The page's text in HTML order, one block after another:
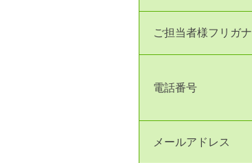
ご担当者様フリガナ
電話番号
メールアドレス